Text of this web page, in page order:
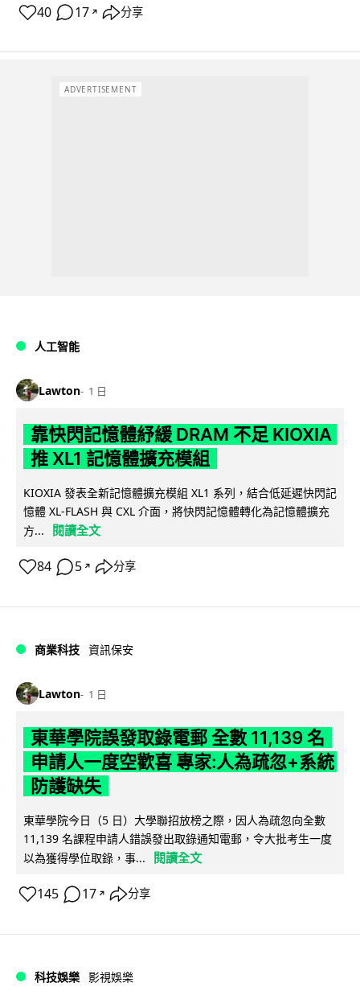
40 17 ↗ 分享
ADVERTISEMENT
人工智能
Lawton 1 日
靠快閃記憶體紓緩 DRAM 不足 KIOXIA
推 XL1 記憶體擴充模組
KIOXIA 發表全新記憶體擴充模組 XL1 系列，結合低延遲快閃記
憶體 XL-FLASH 與 CXL 介面，將快閃記憶體轉化為記憶體擴充
方...
閱讀全文
84 5 ↗ 分享
商業科技 資訊保安
Lawton 1 日
東華學院誤發取錄電郵 全數 11,139 名
申請人一度空歡喜 專家:人為疏忽+系統
防護缺失
東華學院今日（5 日）大學聯招放榜之際，因人為疏忽向全數
11,139 名課程申請人錯誤發出取錄通知電郵，令大批考生一度
以為獲得學位取錄，事...
閱讀全文
145 17 ↗ 分享
科技娛樂 影視娛樂